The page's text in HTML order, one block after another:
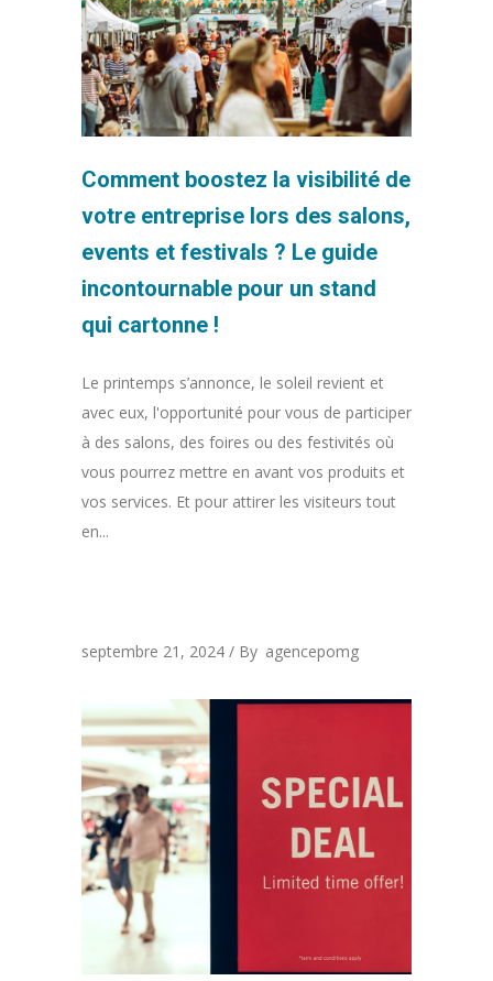
Comment boostez la visibilité de
votre entreprise lors des salons,
events et festivals ? Le guide
incontournable pour un stand
qui cartonne !
Le printemps s’annonce, le soleil revient et
avec eux, l'opportunité pour vous de participer
à des salons, des foires ou des festivités où
vous pourrez mettre en avant vos produits et
vos services. Et pour attirer les visiteurs tout
en...
septembre 21, 2024 By agencepomg